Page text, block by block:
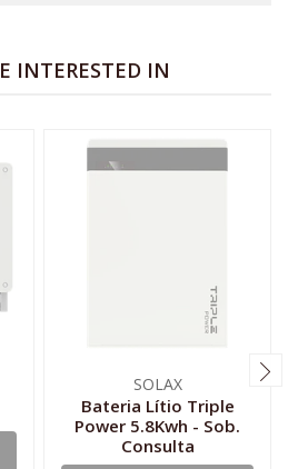
INTERESTED IN
SOLAX
Bateria Lítio Triple
Power 5.8Kwh - Sob.
Consulta